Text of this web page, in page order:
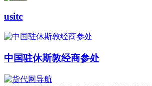
usitc
中国驻休斯敦经商参处